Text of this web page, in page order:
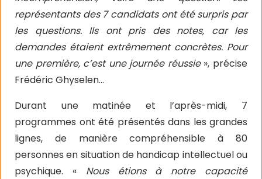
représentants des 7 candidats ont été surpris par
les questions. Ils ont pris des notes, car les
demandes étaient extrêmement concrètes. Pour
une première, c’est une journée réussie», précise
Frédéric Ghyselen…
Durant une matinée et l’après-midi, 7
programmes ont été présentés dans les grandes
lignes, de manière compréhensible à 80
personnes en situation de handicap intellectuel ou
psychique. « Nous étions à notre capacité